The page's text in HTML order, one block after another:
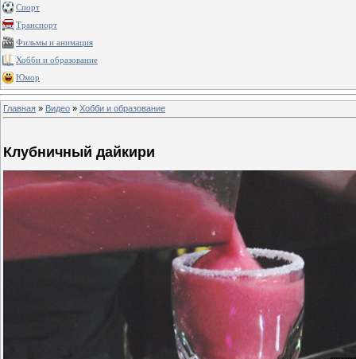
Спорт
Транспорт
Фильмы и анимация
Хобби и образование
Юмор
Главная » Видео » Хобби и образование
Клубничный дайкири